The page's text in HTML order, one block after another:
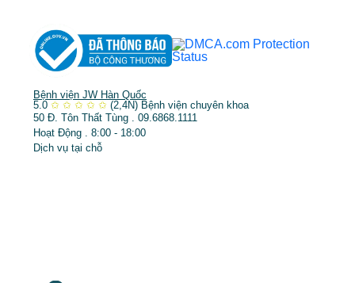
Bệnh viện JW Hàn Quốc
5.0 ✩ ✩ ✩ ✩ ✩ (2,4N) Bệnh viện chuyên khoa
50 Đ. Tôn Thất Tùng . 09.6868.1111
Hoạt Động . 8:00 - 18:00
Dịch vụ tại chỗ